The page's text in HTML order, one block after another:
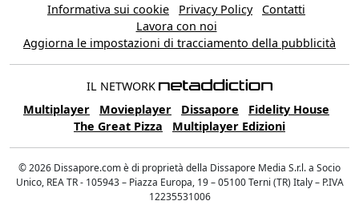
Informativa sui cookie Privacy Policy
Contatti
Lavora con noi
Aggiorna le impostazioni di tracciamento della pubblicità
IL NETWORK
Multiplayer
Movieplayer Dissapore
Fidelity House
The Great Pizza
Multiplayer Edizioni
© 2026 Dissapore.com è di proprietà della Dissapore Media S.r.l. a Socio
Unico, REA TR - 105943 – Piazza Europa, 19 – 05100 Terni (TR) Italy – P.IVA
12235531006